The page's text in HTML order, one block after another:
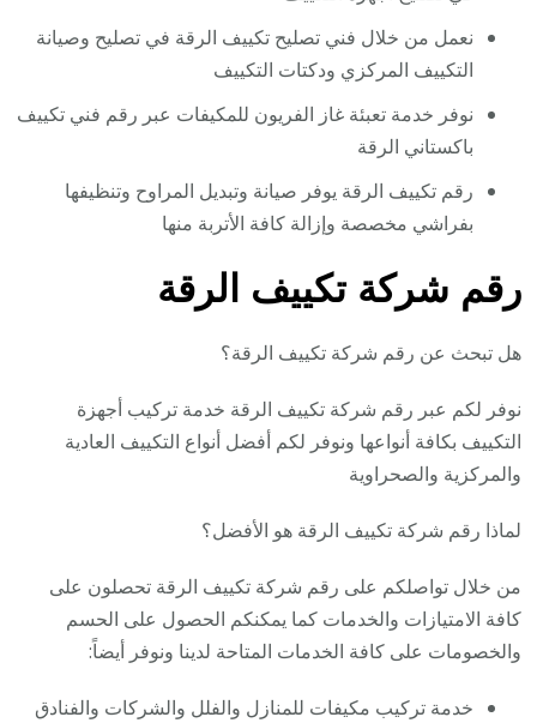
نعمل من خلال فني تصليح تكييف الرقة في تصليح وصيانة
التكييف المركزي ودكتات التكييف
نوفر خدمة تعبئة غاز الفريون للمكيفات عبر رقم فني تكييف
باكستاني الرقة
رقم تكييف الرقة يوفر صيانة وتبديل المراوح وتنظيفها
بفراشي مخصصة وإزالة كافة الأتربة منها
رقم شركة تكييف الرقة
هل تبحث عن رقم شركة تكييف الرقة؟
نوفر لكم عبر رقم شركة تكييف الرقة خدمة تركيب أجهزة
التكييف بكافة أنواعها ونوفر لكم أفضل أنواع التكييف العادية
والمركزية والصحراوية
لماذا رقم شركة تكييف الرقة هو الأفضل؟
من خلال تواصلكم على رقم شركة تكييف الرقة تحصلون على
كافة الامتيازات والخدمات كما يمكنكم الحصول على الحسم
والخصومات على كافة الخدمات المتاحة لدينا ونوفر أيضاً:
خدمة تركيب مكيفات للمنازل والفلل والشركات والفنادق